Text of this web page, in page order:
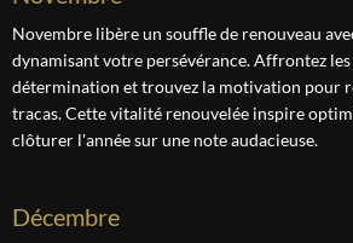
Novembre libère un souffle de renouveau
dynamisant votre persévérance. Affrontez les
détermination et trouvez la motivation pour
tracas. Cette vitalité renouvelée inspire
clôturer l'année sur une note audacieuse.
décembre